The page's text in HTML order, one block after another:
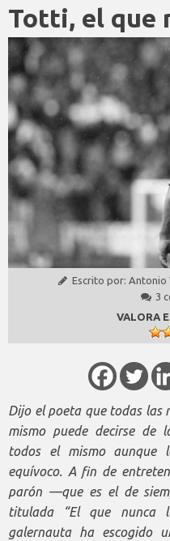
Totti, el que
Escrito por: Antonio
3
VALORA
Dijo el poeta que todas las
mismo puede decirse de
todos el mismo aunque
equívoco. A fin de
parón —que es el de
titulada “El que nunca
galernauta ha escogido